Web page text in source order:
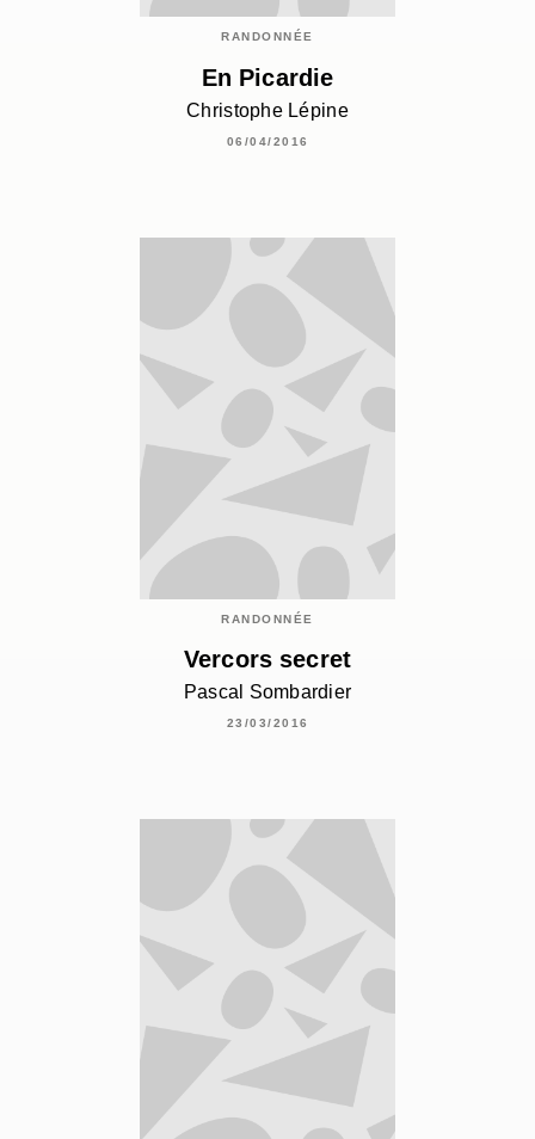
RANDONNÉE
En Picardie
Christophe Lépine
06/04/2016
RANDONNÉE
Vercors secret
Pascal Sombardier
23/03/2016